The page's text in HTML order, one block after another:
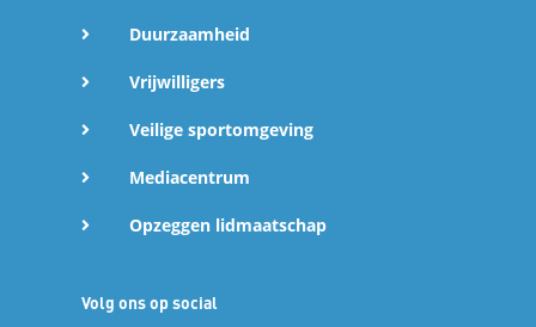
Duurzaamheid
Vrijwilligers
Veilige sportomgeving
Mediacentrum
Opzeggen lidmaatschap
Volg ons op social